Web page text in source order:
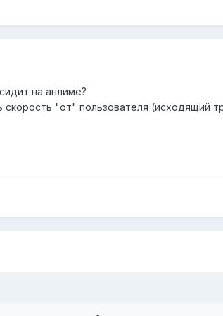
на анлиме?
"от" пользователя (исходящий